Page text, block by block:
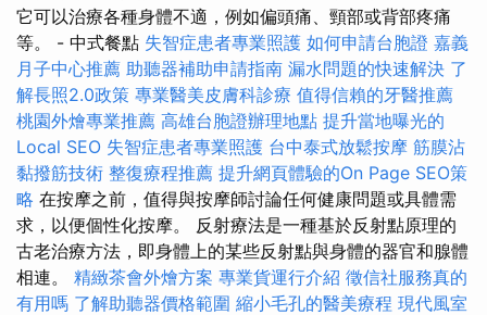
它可以治療各種身體不適，例如偏頭痛、頸部或背部疼痛
等。 - 中式餐點 失智症患者專業照護 如何申請台胞證 嘉義
月子中心推薦 助聽器補助申請指南 漏水問題的快速解決 了
解長照2.0政策 專業醫美皮膚科診療 值得信賴的牙醫推薦
桃園外燴專業推薦 高雄台胞證辦理地點 提升當地曝光的
Local SEO 失智症患者專業照護 台中泰式放鬆按摩 筋膜沾
黏撥筋技術 整復療程推薦 提升網頁體驗的On Page SEO策
略 在按摩之前，值得與按摩師討論任何健康問題或具體需
求，以便個性化按摩。 反射療法是一種基於反射點原理的
古老治療方法，即身體上的某些反射點與身體的器官和腺體
相連。 精緻茶會外燴方案 專業貨運行介紹 徵信社服務真的
有用嗎 了解助聽器價格範圍 縮小毛孔的醫美療程 現代風室